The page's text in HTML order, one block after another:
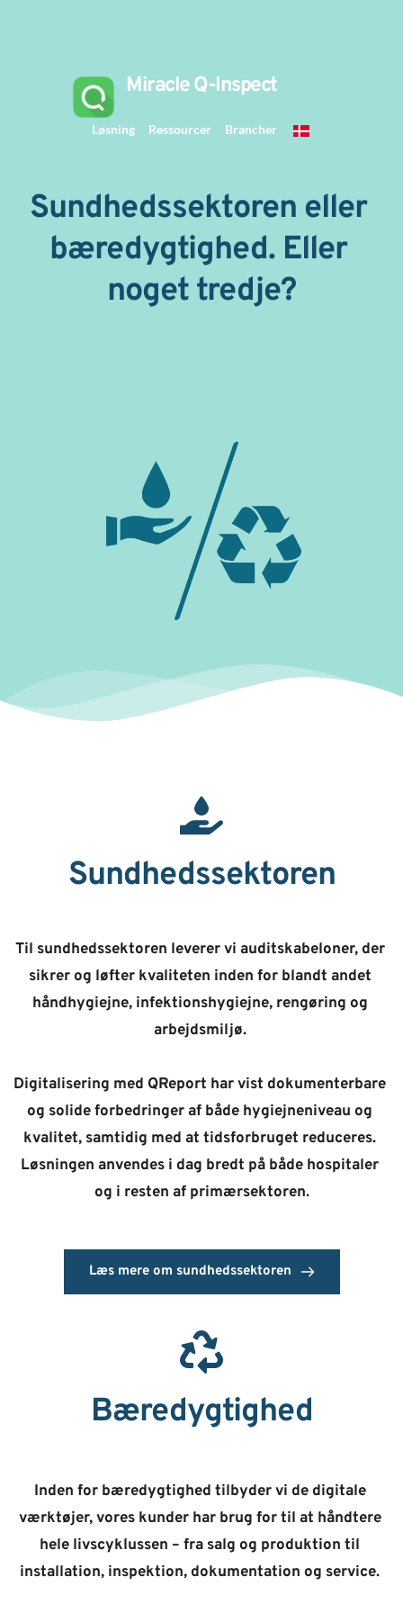
Miracle Q-Inspect
Løsning Ressourcer Brancher
Sundhedssektoren eller
bæredygtighed. Eller
noget tredje?
Sundhedssektoren
Til sundhedssektoren leverer vi auditskabeloner, der
sikrer og løfter kvaliteten inden for blandt andet
håndhygiejne, infektionshygiejne, rengøring og
arbejdsmiljø.
Digitalisering med QReport har vist dokumenterbare
og solide forbedringer af både hygiejneniveau og
kvalitet, samtidig med at tidsforbruget reduceres.
Løsningen anvendes i dag bredt på både hospitaler
og i resten af primærsektoren.
Læs mere om sundhedssektoren
Bæredygtighed
Inden for bæredygtighed tilbyder vi de digitale
værktøjer, vores kunder har brug for til at håndtere
hele livscyklussen – fra salg og produktion til
installation, inspektion, dokumentation og service.